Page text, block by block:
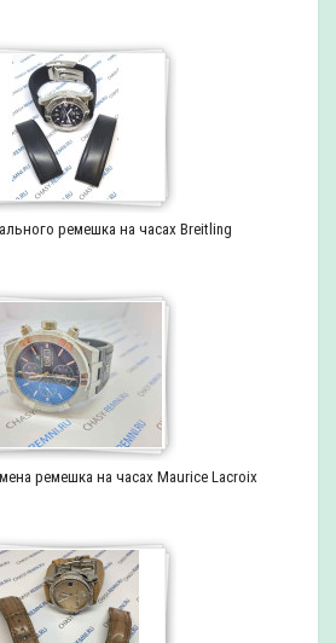
ремешка на часах Breitling
ремешка на часах Maurice Lacroix